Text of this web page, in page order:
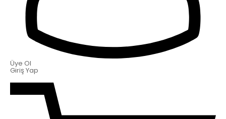
Üye Ol
Giriş Yap